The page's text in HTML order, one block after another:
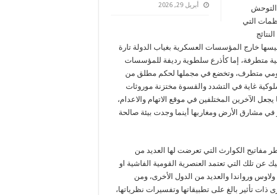
أبريل 29, 2026
التوحش
التي
خارج المؤسسات العسكرية بغياب الدولة تارة
متطرفة، إما كأذرع سلطوية رديفة للمؤسسات
قومي متطرف، وتخضع في مجملها لحكم مطلق من
غاية في التشدد والقسوة مختزنة موروثات
الآخرين المختلفين في موقع الاتهام والاعدام،
مشارق الأرض ومغاربها أينما وجدت بيئة صالحة
مفاتيح الكوارث التي تعرضت لها العديد من
عن تلك التي تعتمد العنصرية القومية الفاشية او
ولاوس ورواندا والعديد من الدول الأخرى، ومن
ذات تأثير بالغ على تطبيقاتها وتفسيرات نظرياتها،